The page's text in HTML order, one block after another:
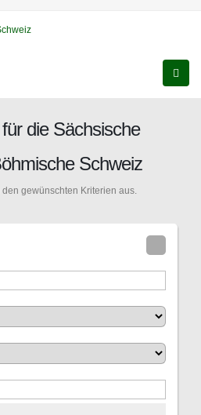
die Sächsische
Schweiz
gewünschten Kriterien aus.